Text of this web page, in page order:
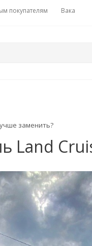
покупателям Вакансии
заменить?